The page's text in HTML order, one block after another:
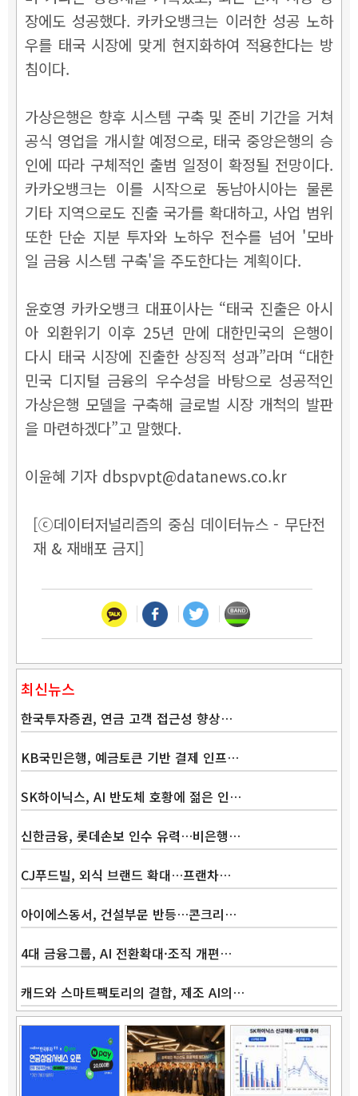
장에도 성공했다. 카카오뱅크는 이러한 성공 노하
우를 태국 시장에 맞게 현지화하여 적용한다는 방
침이다.
가상은행은 향후 시스템 구축 및 준비 기간을 거쳐
공식 영업을 개시할 예정으로, 태국 중앙은행의 승
인에 따라 구체적인 출범 일정이 확정될 전망이다.
카카오뱅크는 이를 시작으로 동남아시아는 물론
기타 지역으로도 진출 국가를 확대하고, 사업 범위
또한 단순 지분 투자와 노하우 전수를 넘어 '모바
일 금융 시스템 구축'을 주도한다는 계획이다.
윤호영 카카오뱅크 대표이사는 “태국 진출은 아시
아 외환위기 이후 25년 만에 대한민국의 은행이
다시 태국 시장에 진출한 상징적 성과”라며 “대한
민국 디지털 금융의 우수성을 바탕으로 성공적인
가상은행 모델을 구축해 글로벌 시장 개척의 발판
을 마련하겠다”고 말했다.
이윤혜 기자 dbspvpt@datanews.co.kr
[ⓒ데이터저널리즘의 중심 데이터뉴스 - 무단전
재 & 재배포 금지]
Band
최신뉴스
한국투자증권, 연금 고객 접근성 향상…
KB국민은행, 예금토큰 기반 결제 인프…
SK하이닉스, AI 반도체 호황에 젊은 인…
신한금융, 롯데손보 인수 유력…비은행…
CJ푸드빌, 외식 브랜드 확대…프랜차…
아이에스동서, 건설부문 반등…콘크리…
4대 금융그룹, AI 전환확대·조직 개편…
캐드와 스마트팩토리의 결합, 제조 AI의…